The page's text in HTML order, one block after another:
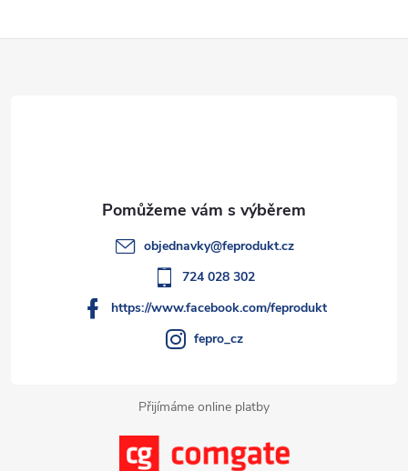
Přijímáme online platby
objednavky@feprodukt.cz
724 028 302
https://www.facebook.com/feprodukt
fepro_cz